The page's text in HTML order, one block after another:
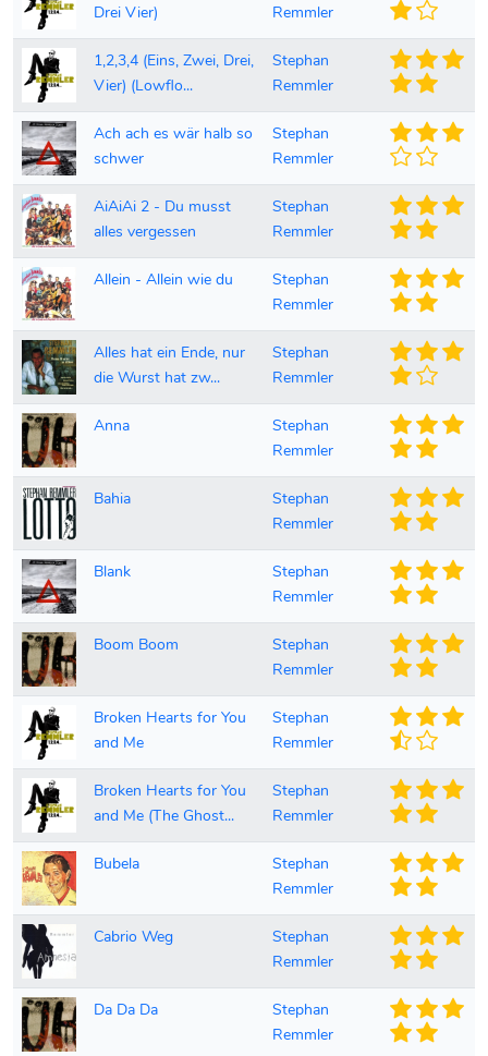
Drei Vier)
Remmler
1,2,3,4 (Eins, Zwei, Drei,
Vier) (Lowflo...
Stephan
Remmler
Ach ach es wär halb so
schwer
Stephan
Remmler
AiAiAi 2 - Du musst
alles vergessen
Stephan
Remmler
Allein - Allein wie du
Stephan
Remmler
Alles hat ein Ende, nur
die Wurst hat zw...
Stephan
Remmler
Anna
Stephan
Remmler
Bahia
Stephan
Remmler
Blank
Stephan
Remmler
Boom Boom
Stephan
Remmler
Broken Hearts for You
and Me
Stephan
Remmler
Broken Hearts for You
and Me (The Ghost...
Stephan
Remmler
Bubela
Stephan
Remmler
Cabrio Weg
Stephan
Remmler
Da Da Da
Stephan
Remmler